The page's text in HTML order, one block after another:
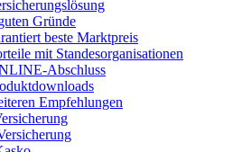
Gründe
beste Marktpreis
mit Standesorganisationen
Abschluss
Empfehlungen